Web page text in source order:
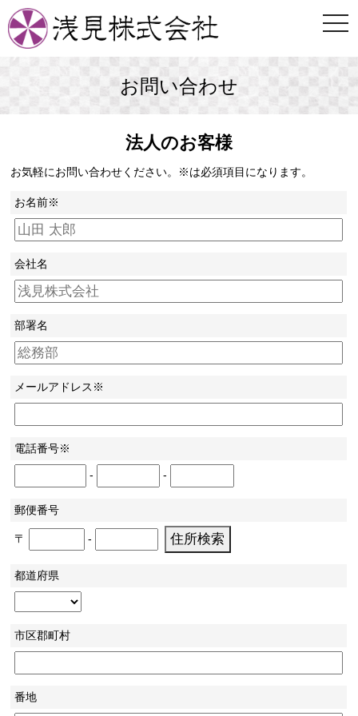
お問い合わせ
法人のお客様
お気軽にお問い合わせください。※は必須項目になります。
お名前※
会社名
部署名
メールアドレス※
電話番号※
- -
郵便番号
〒 -
都道府県
市区郡町村
番地